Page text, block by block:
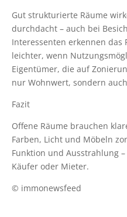
Gut strukturierte Räume
durchdacht – auch bei
Interessenten erkennen das
leichter, wenn
Eigentümer, die auf
nur Wohnwert, sondern
Fazit
Offene Räume brauchen
Farben, Licht und Möbeln
Funktion und Ausstrahlung
Käufer oder Mieter.
© immonewsfeed